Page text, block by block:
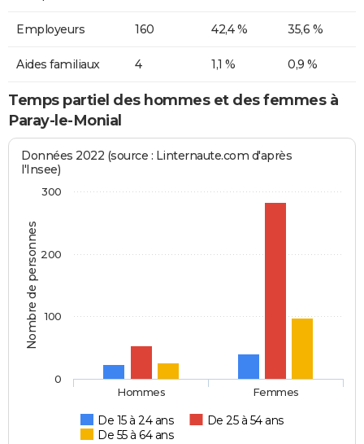
Employeurs 160 42,4 % 35,6 %
Aides familiaux 4 1,1 % 0,9 %
Temps partiel des hommes et des femmes à
Paray-le-Monial
Nombre de personnes
Données 2022 (source : Linternaute.com d'après
l'Insee)
De 15 à 24 ans
De 25 à 54 ans
De 55 à 64 ans
Hommes Femmes
0
100
200
300